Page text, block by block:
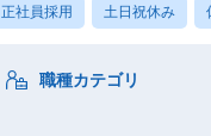
正社員採用 土日祝休み
職種カテゴリ